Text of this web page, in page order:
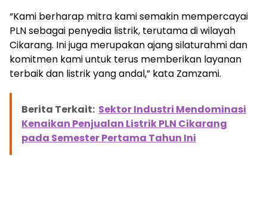
“Kami berharap mitra kami semakin mempercayai
PLN sebagai penyedia listrik, terutama di wilayah
Cikarang. Ini juga merupakan ajang silaturahmi dan
komitmen kami untuk terus memberikan layanan
terbaik dan listrik yang andal,” kata Zamzami.
Berita Terkait: Sektor Industri Mendominasi
Kenaikan Penjualan Listrik PLN Cikarang
pada Semester Pertama Tahun Ini